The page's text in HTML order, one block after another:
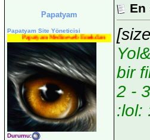
Papatyam
Papatyam Site Yöneticisi
Papatyam Medineweb Emekdarı
Durumu:
En
bir
2 -
:lol: